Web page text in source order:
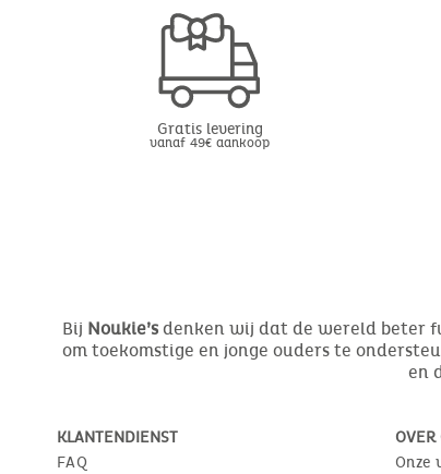
Gratis levering
vanaf 49€ aankoop
Bij Noukie’sdenken wij dat de wereld beter
om toekomstige en jonge ouders te
en
KLANTENDIENST
FAQ
OVER
Onze